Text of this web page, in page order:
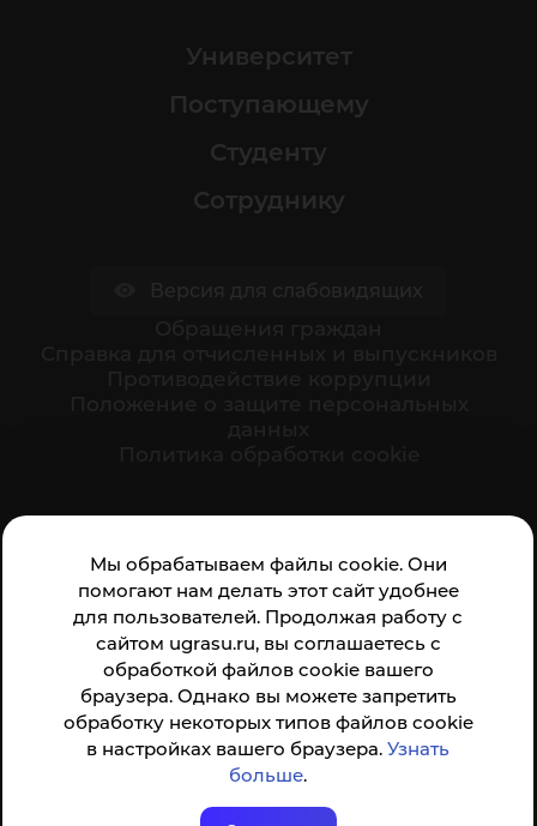
Мы обрабатываем файлы cookie. Они
помогают нам делать этот сайт удобнее
для пользователей. Продолжая работу с
сайтом ugrasu.ru, вы соглашаетесь с
обработкой файлов cookie вашего
браузера. Однако вы можете запретить
обработку некоторых типов файлов cookie
в настройках вашего браузера.Узнать
больше.
Университет
Поступающему
Студенту
Сотруднику
организации:
Анкета доступна по QR-коду, а так же по прямой
ссылке